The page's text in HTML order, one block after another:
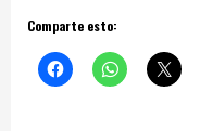
Comparte esto: